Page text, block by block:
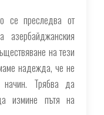
се преследва от
азербайджанския
на тези
надежда, че не
Трябва да
измине пътя на